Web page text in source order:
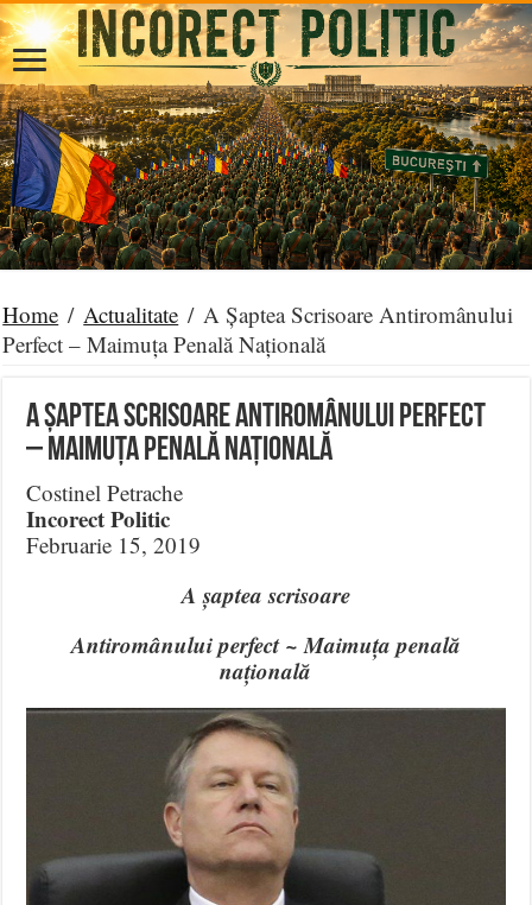
Home / Actualitate / A Șaptea Scrisoare Antiromânului
Perfect – Maimuța Penală Națională
A Șaptea Scrisoare Antiromânului Perfect
– Maimuța Penală Națională
Costinel Petrache
Incorect Politic
Februarie 15, 2019
A șaptea scrisoare
Antiromânului perfect ~ Maimuța penală
națională